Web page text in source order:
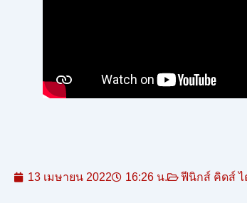
13 เมษายน 2022 16:26 น. ฟีนิกส์ คิดส์ ไ